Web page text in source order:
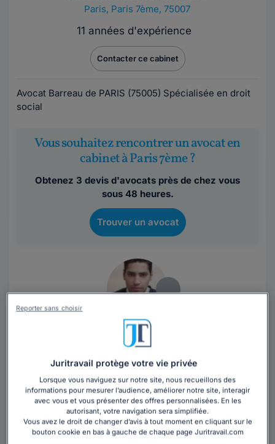
Paris, Paris 7ème, 75007
11 années d'expérience
Contacter ce cabinet
Avocat Barreau de PARIS (75005) Spécialisée en droit
social
Vous souhaitez rencontrer un avocat en
cabinet à Paris 7ème ?
Obtenez 3 devis d'avocats près de chez vous
sous 48 heures.
Trouver un avocat
Maître Alexandre LAZAREGUE
Avocat au barreau de Paris
Paris Paris 7ème, 75007
Contacter cet avocat
Un Cabinet dédié au droit du numérique et de l’Internet
Juritravail protège votre vie privée
Lorsque vous naviguez sur notre site, nous recueillons des
informations pour mesurer l’audience, améliorer notre site, interagir
avec vous et vous présenter des offres personnalisées. En les
autorisant, votre navigation sera simplifiée.
Vous avez le droit de changer d’avis à tout moment en cliquant sur le
bouton cookie en bas à gauche de chaque page Juritravail.com
Reporter sans choisir